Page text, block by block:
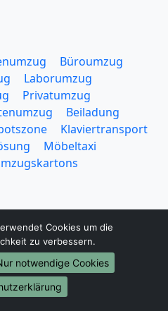
Büroumzug
Laborumzug
Privatumzug
Beiladung
Klaviertransport
Möbeltaxi
Belarus
Belgien
Cookies um die
zu verbessern.
notwendige Cookies